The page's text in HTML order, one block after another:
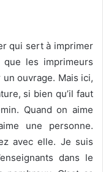
qui sert à imprimer
les imprimeurs
ouvrage. Mais ici,
si bien qu’il faut
Quand on aime
une personne.
avec elle. Je suis
dans le